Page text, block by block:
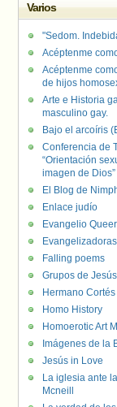
Varios
"Sedom.
Acéptenme
Acéptenme
de hijos
Arte e Historia
masculino gay.
Bajo el arcoíris
Conferencia de
“Orientación
imagen de Dios”
El Blog de
Enlace judío
Evangelio
Falling poems
Grupos de Jesús
Hermano Cortés
Homo History
Homoerotic Art
Imágenes de la
Jesús in Love
La iglesia ante
Mcneill